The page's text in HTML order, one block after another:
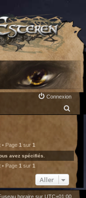
Connexion
h
• Page 1 sur 1
avez spécifiés.
• Page 1 sur 1
Aller
horaire sur UTC+01:00